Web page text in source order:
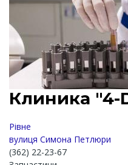
Клиника "4-
Рівне
вулиця Симона Петлюри
(362) 22-23-67